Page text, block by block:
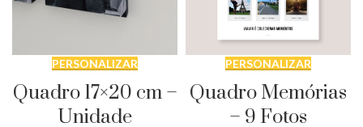
PERSONALIZAR
Quadro 17×20 cm –
Unidade
PERSONALIZAR
Quadro Memórias
– 9 Fotos